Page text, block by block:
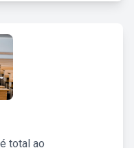
total ao